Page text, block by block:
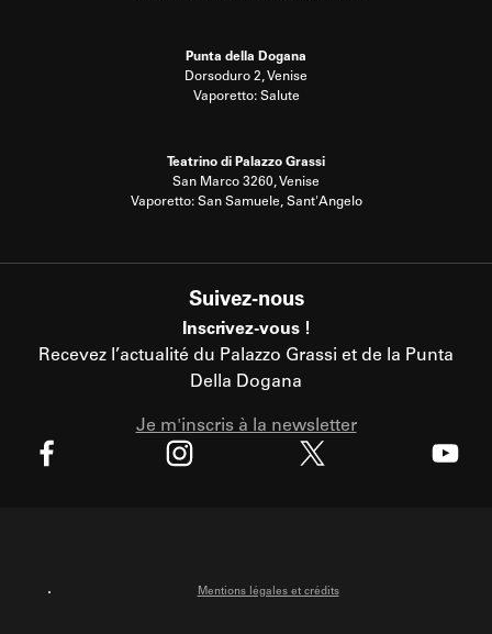
Punta della Dogana
Dorsoduro 2, Venise
Vaporetto: Salute
Teatrino di Palazzo Grassi
San Marco 3260, Venise
Vaporetto: San Samuele, Sant'Angelo
Suivez-nous
Inscrivez-vous !
Recevez l’actualité du Palazzo Grassi et de la Punta
Della Dogana
Je m'inscris à la newsletter
Mentions légales et crédits